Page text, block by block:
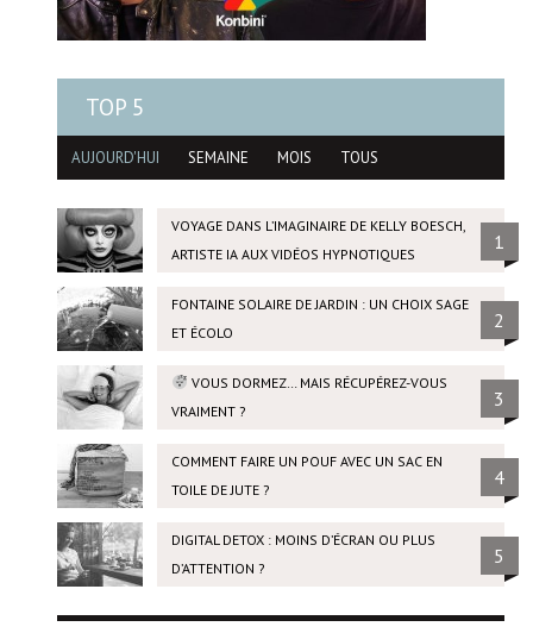
TOP 5
AUJOURD'HUI SEMAINE MOIS TOUS
VOYAGE DANS L’IMAGINAIRE DE KELLY BOESCH,
ARTISTE IA AUX VIDÉOS HYPNOTIQUES
1
FONTAINE SOLAIRE DE JARDIN : UN CHOIX SAGE
ET ÉCOLO
2
VOUS DORMEZ… MAIS RÉCUPÉREZ-VOUS
VRAIMENT ?
3
COMMENT FAIRE UN POUF AVEC UN SAC EN
TOILE DE JUTE ?
4
DIGITAL DETOX : MOINS D’ÉCRAN OU PLUS
D’ATTENTION ?
5